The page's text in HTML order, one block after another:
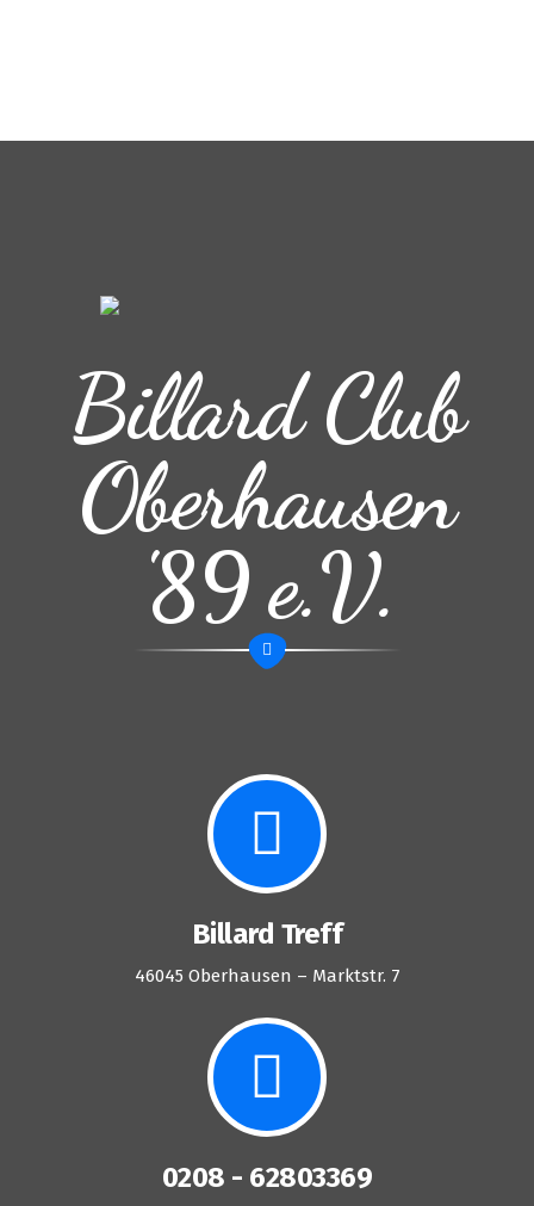
Billard Club
Oberhausen
'89 e.V.
Billard Treff
46045 Oberhausen – Marktstr. 7
0208 - 62803369